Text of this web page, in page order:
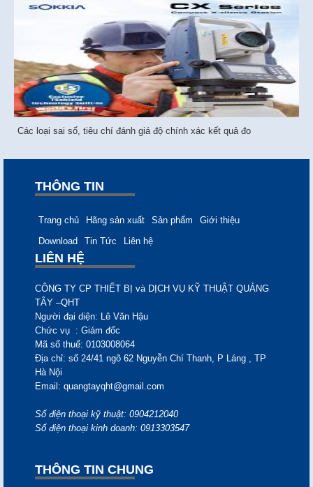
Các loại sai số, tiêu chí đánh giá độ chính xác kết quả đo
THÔNG TIN
Trang chủ Hãng sản xuất Sản phẩm
Giới thiệu
Download
Tin Tức Liên hệ
LIÊN HỆ
CÔNG TY CP THIẾT BỊ và DỊCH VỤ KỸ THUẬT QUẢNG
TÂY –QHT
Người đại diện: Lê Văn Hậu
Chức vụ : Giám đốc
Mã số thuế: 0103008064
Địa chỉ: số 24/41 ngõ 62 Nguyễn Chí Thanh, P Láng , TP
Hà Nội
Email: quangtayqht@gmail.com
Số điện thoại kỹ thuật: 0904212040
Số điện thoại kinh doanh: 0913303547
THÔNG TIN CHUNG